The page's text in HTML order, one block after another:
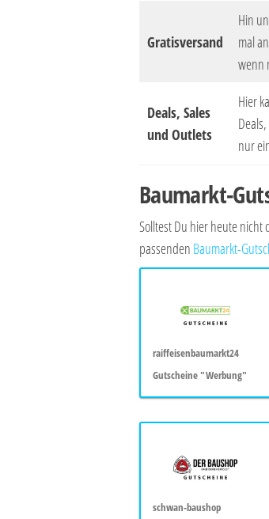
Gratisversand
Hin
mal
wenn
Deals, Sales
und Outlets
Hier
nur
Baumarkt-
Solltest Du hier heute
passenden Baumarkt-
raiffeisenbaumarkt24
Gutscheine "Werbung"
schwan-baushop